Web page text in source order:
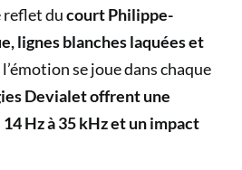
reflet ducourt Philippe-
lignes blanches laquées et
l’émotion se joue dans chaque
Devialet offrent une
Hz à 35 kHz et un impact